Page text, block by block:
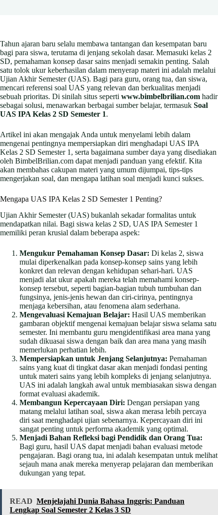
Tahun ajaran baru selalu membawa tantangan dan kesempatan baru
bagi para siswa, terutama di jenjang sekolah dasar. Memasuki kelas 2
SD, pemahaman konsep dasar sains menjadi semakin penting. Salah
satu tolok ukur keberhasilan dalam menyerap materi ini adalah melalui
Ujian Akhir Semester (UAS). Bagi para guru, orang tua, dan siswa,
mencari referensi soal UAS yang relevan dan berkualitas menjadi
sebuah prioritas. Di sinilah situs seperti www.bimbelbrilian.com hadir
sebagai solusi, menawarkan berbagai sumber belajar, termasuk Soal
UAS IPA Kelas 2 SD Semester 1.
Artikel ini akan mengajak Anda untuk menyelami lebih dalam
mengenai pentingnya mempersiapkan diri menghadapi UAS IPA
Kelas 2 SD Semester 1, serta bagaimana sumber daya yang disediakan
oleh BimbelBrilian.com dapat menjadi panduan yang efektif. Kita
akan membahas cakupan materi yang umum dijumpai, tips-tips
mengerjakan soal, dan mengapa latihan soal menjadi kunci sukses.
Mengapa UAS IPA Kelas 2 SD Semester 1 Penting?
Ujian Akhir Semester (UAS) bukanlah sekadar formalitas untuk
mendapatkan nilai. Bagi siswa kelas 2 SD, UAS IPA Semester 1
memiliki peran krusial dalam beberapa aspek:
Mengukur Pemahaman Konsep Dasar: Di kelas 2, siswa
mulai diperkenalkan pada konsep-konsep sains yang lebih
konkret dan relevan dengan kehidupan sehari-hari. UAS
menjadi alat ukur apakah mereka telah memahami konsep-
konsep tersebut, seperti bagian-bagian tubuh tumbuhan dan
fungsinya, jenis-jenis hewan dan ciri-cirinya, pentingnya
menjaga kebersihan, atau fenomena alam sederhana.
Mengevaluasi Kemajuan Belajar: Hasil UAS memberikan
gambaran objektif mengenai kemajuan belajar siswa selama satu
semester. Ini membantu guru mengidentifikasi area mana yang
sudah dikuasai siswa dengan baik dan area mana yang masih
memerlukan perhatian lebih.
Mempersiapkan untuk Jenjang Selanjutnya: Pemahaman
sains yang kuat di tingkat dasar akan menjadi fondasi penting
untuk materi sains yang lebih kompleks di jenjang selanjutnya.
UAS ini adalah langkah awal untuk membiasakan siswa dengan
format evaluasi akademik.
Membangun Kepercayaan Diri: Dengan persiapan yang
matang melalui latihan soal, siswa akan merasa lebih percaya
diri saat menghadapi ujian sebenarnya. Kepercayaan diri ini
sangat penting untuk performa akademik yang optimal.
Menjadi Bahan Refleksi bagi Pendidik dan Orang Tua:
Bagi guru, hasil UAS dapat menjadi bahan evaluasi metode
pengajaran. Bagi orang tua, ini adalah kesempatan untuk melihat
sejauh mana anak mereka menyerap pelajaran dan memberikan
dukungan yang tepat.
READ Menjelajahi Dunia Bahasa Inggris: Panduan
Lengkap Soal Semester 2 Kelas 3 SD